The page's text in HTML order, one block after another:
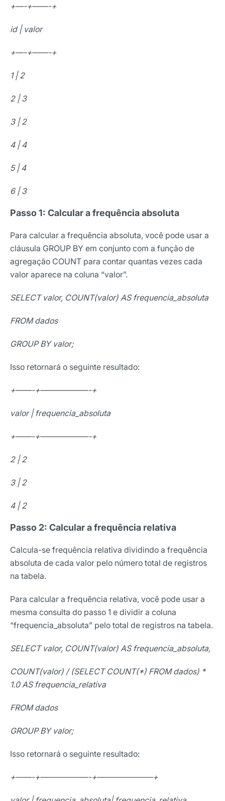
+—-+——-+
id | valor
+—-+——-+
1 | 2
2 | 3
3 | 2
4 | 4
5 | 4
6 | 3
Passo 1: Calcular a frequência absoluta
Para calcular a frequência absoluta, você pode usar a
cláusula GROUP BY em conjunto com a função de
agregação COUNT para contar quantas vezes cada
valor aparece na coluna “valor”.
SELECT valor, COUNT(valor) AS frequencia_absoluta
FROM dados
GROUP BY valor;
Isso retornará o seguinte resultado:
+——-+——————-+
valor | frequencia_absoluta
+——-+——————-+
2 | 2
3 | 2
4 | 2
Passo 2: Calcular a frequência relativa
Calcula-se frequência relativa dividindo a frequência
absoluta de cada valor pelo número total de registros
na tabela.
Para calcular a frequência relativa, você pode usar a
mesma consulta do passo 1 e dividir a coluna
“frequencia_absoluta” pelo total de registros na tabela.
SELECT valor, COUNT(valor) AS frequencia_absoluta,
COUNT(valor) / (SELECT COUNT(*) FROM dados) *
1.0 AS frequencia_relativa
FROM dados
GROUP BY valor;
Isso retornará o seguinte resultado:
+——-+——————-+———————+